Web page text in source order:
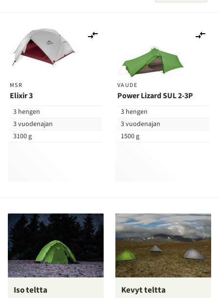
MSR
Elixir 3
3 hengen
3 vuodenajan
3100 g
VAUDE
Power Lizard SUL 2-3P
3 hengen
3 vuodenajan
1500 g
Iso teltta Kevyt teltta